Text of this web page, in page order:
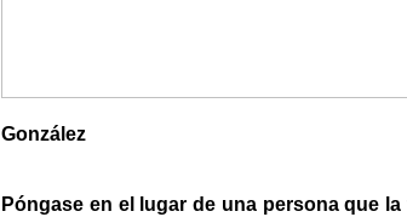
González
Póngase en el lugar de una persona que